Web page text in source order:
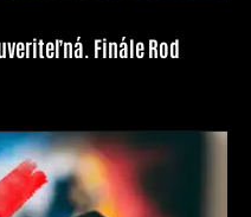
Finále Rod